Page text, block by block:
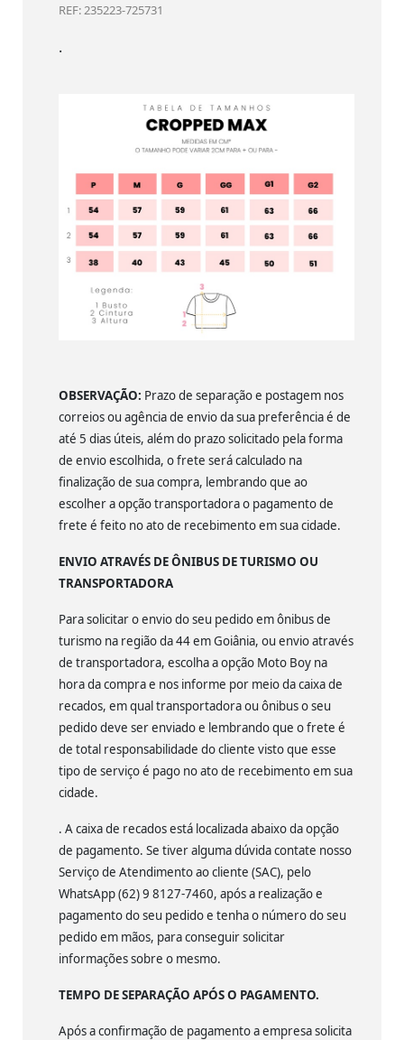
REF: 235223-725731
.
OBSERVAÇÃO: Prazo de separação e postagem nos
correios ou agência de envio da sua preferência é de
até 5 dias úteis, além do prazo solicitado pela forma
de envio escolhida, o frete será calculado na
finalização de sua compra, lembrando que ao
escolher a opção transportadora o pagamento de
frete é feito no ato de recebimento em sua cidade.
ENVIO ATRAVÉS DE ÔNIBUS DE TURISMO OU
TRANSPORTADORA
Para solicitar o envio do seu pedido em ônibus de
turismo na região da 44 em Goiânia, ou envio através
de transportadora, escolha a opção Moto Boy na
hora da compra e nos informe por meio da caixa de
recados, em qual transportadora ou ônibus o seu
pedido deve ser enviado e lembrando que o frete é
de total responsabilidade do cliente visto que esse
tipo de serviço é pago no ato de recebimento em sua
cidade.
. A caixa de recados está localizada abaixo da opção
de pagamento. Se tiver alguma dúvida contate nosso
Serviço de Atendimento ao cliente (SAC), pelo
WhatsApp (62) 9 8127-7460, após a realização e
pagamento do seu pedido e tenha o número do seu
pedido em mãos, para conseguir solicitar
informações sobre o mesmo.
TEMPO DE SEPARAÇÃO APÓS O PAGAMENTO.
Após a confirmação de pagamento a empresa solicita